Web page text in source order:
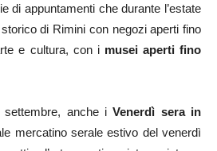
di appuntamenti che durante l’estate
di Rimini con negozi aperti fino
e cultura, con i musei aperti fino
anche i Venerdì sera in
mercatino serale estivo del venerdì